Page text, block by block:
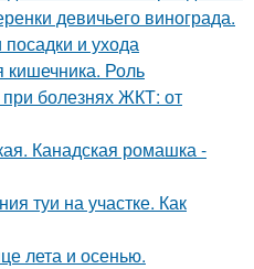
девичьего винограда.
и ухода
Роль
болезнях ЖКТ: от
Канадская ромашка -
туи на участке. Как
лета и осенью.